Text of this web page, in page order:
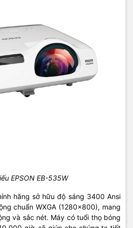
EPSON EB-535W
hãng sở hữu độ sáng 3400 Ansi
chuẩn WXGA (1280x800), mang
và sắc nét. Máy có tuổi thọ bóng